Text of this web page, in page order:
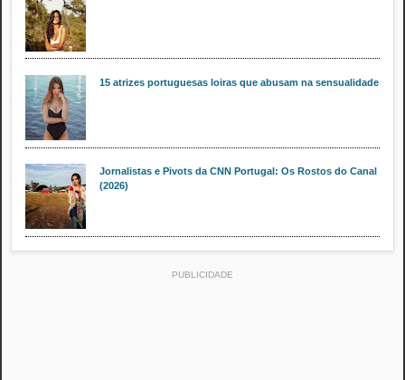
15 atrizes portuguesas loiras que abusam na sensualidade
Jornalistas e Pivots da CNN Portugal: Os Rostos do Canal
(2026)
PUBLICIDADE